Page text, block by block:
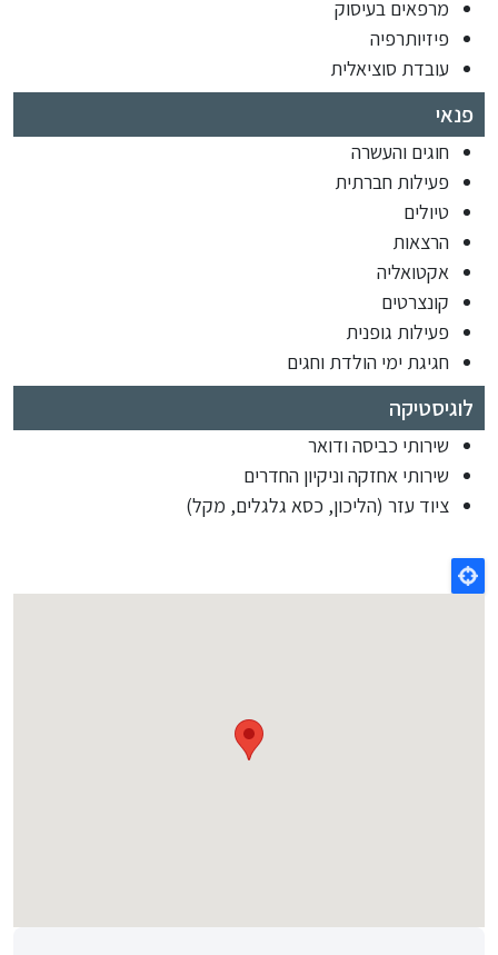
מרפאים בעיסוק
פיזיותרפיה
עובדת סוציאלית
פנאי
חוגים והעשרה
פעילות חברתית
טיולים
הרצאות
אקטואליה
קונצרטים
פעילות גופנית
חגיגת ימי הולדת וחגים
לוגיסטיקה
שירותי כביסה ודואר
שירותי אחזקה וניקיון החדרים
ציוד עזר (הליכון, כסא גלגלים, מקל)